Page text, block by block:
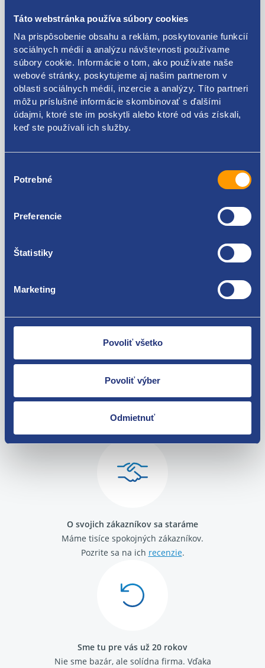
Táto webstránka používa súbory cookies
Na prispôsobenie obsahu a reklám, poskytovanie funkcií
sociálnych médií a analýzu návštevnosti používame
súbory cookie. Informácie o tom, ako používate naše
webové stránky, poskytujeme aj našim partnerom v
oblasti sociálnych médií, inzercie a analýzy. Títo partneri
môžu príslušné informácie skombinovať s ďalšími
údajmi, ktoré ste im poskytli alebo ktoré od vás získali,
keď ste používali ich služby.
súhlasu
Potrebné
Preferencie
Štatistiky
Marketing
Povoliť všetko
Povoliť výber
Odmietnuť
Popis produktu
sekundárne vzduchové čerpadlo
ŠKODA originál - 06A959253B, 06A959253E
Použiteľné pre vozidlá
Škoda Fabia I 1999-2007 2.0
Škoda Octavia II 2004-2013 1.6
Škoda Superb I 2001-2008 2.0
Škoda Superb I 2001-2008 2.8 V6
Volkswagen Passat B6 2005 - 2010 1.6 MPI
Volkswagen Passat B5 1996 - 2005 1.8
Volkswagen Passat B5 1996 - 2005 2.0
Volkswagen Passat B5 1996 - 2005 2.8 V6
Volkswagen Golf V 2003 - 2009 1.6
Audi A8 (D3) 2003 - 2010 2.8 FSI
Audi A8 (D3) 2003 - 2010 3.0
Audi A8 (D3) 2003 - 2010 S8
Audi A8 (D3) 2003 - 2010 6.0 W12
Audi A8 (D3) 2003 - 2010 4.2 FSI
Nie ste spokojní? Vyriešime to!
Tovar môžete vrátiť do 60 dní od
O svojich zákazníkov sa staráme
Máme tisíce spokojných zákazníkov.
Pozrite sa na ich recenzie.
Sme tu pre vás už 20 rokov
Nie sme bazár, ale solídna firma. Vďaka